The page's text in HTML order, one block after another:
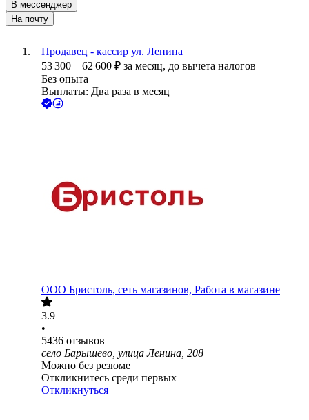
В мессенджер
На почту
Продавец - кассир ул. Ленина
53 300 – 62 600 ₽ за месяц, до вычета налогов
Без опыта
Выплаты: Два раза в месяц
ООО Бристоль, сеть магазинов, Работа в магазине
3.9
•
5436 отзывов
село Барышево, улица Ленина, 208
Можно без резюме
Откликнитесь среди первых
Откликнуться